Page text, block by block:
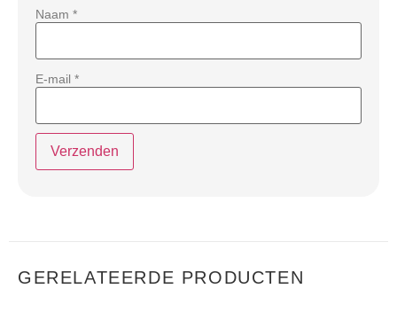
Naam *
E-mail *
GERELATEERDE PRODUCTEN